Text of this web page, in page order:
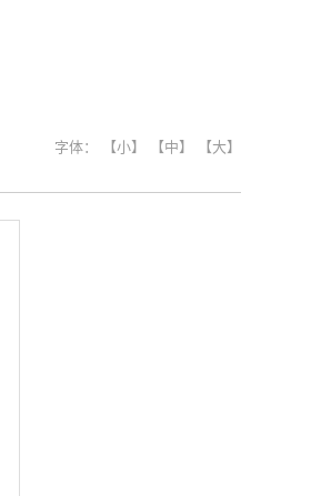
字体：
【小】 【中】 【大】